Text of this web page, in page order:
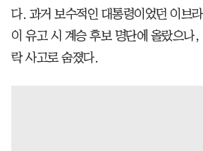
다. 과거 보수적인 대통령이었던 이브
이 유고 시 계승 후보 명단에 올랐으나
락 사고로 숨졌다.